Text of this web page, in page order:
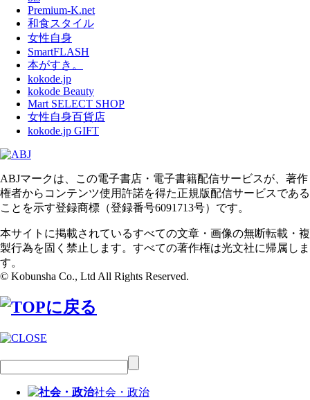
Premium-K.net
和食スタイル
女性自身
SmartFLASH
本がすき。
kokode.jp
kokode Beauty
Mart SELECT SHOP
女性自身百貨店
kokode.jp GIFT
ABJマークは、この電子書店・電子書籍配信サービスが、著作
権者からコンテンツ使用許諾を得た正規版配信サービスである
ことを示す登録商標（登録番号6091713号）です。
本サイトに掲載されているすべての文章・画像の無断転載・複
製行為を固く禁止します。すべての著作権は光文社に帰属しま
す。
© Kobunsha Co., Ltd All Rights Reserved.
社会・政治